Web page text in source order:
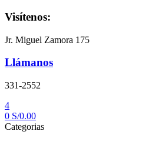
Visítenos:
Jr. Miguel Zamora 175
Llámanos
331-2552
4
0 S/0.00
Categorias